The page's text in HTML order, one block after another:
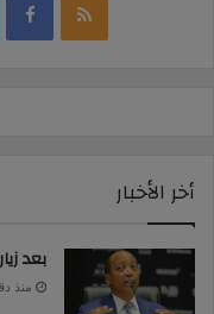
RSS
أخر الأخبار
بعد
منذ